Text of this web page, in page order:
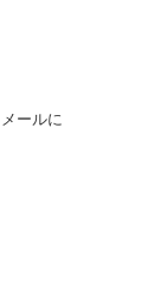
ールに